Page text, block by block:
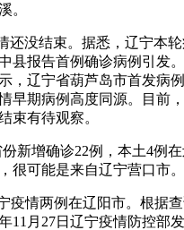
。
还没结束。据悉，辽宁本轮
县报告首例确诊病例引发
，辽宁省葫芦岛市首发病
早期病例高度同源。目前
束有待观察。
份新增确诊22例，本土4例
很可能是来自辽宁营口市。
疫情两例在辽阳市。根据
11月27日辽宁疫情防控部